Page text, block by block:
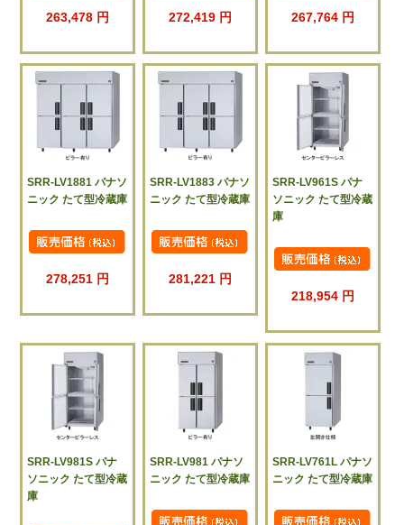
263,478 円 272,419 円 267,764 円
SRR-LV1881 パナソ
ニック たて型冷蔵庫
278,251 円
SRR-LV1883 パナソ
ニック たて型冷蔵庫
281,221 円
SRR-LV961S パナ
ソニック たて型冷蔵
庫
218,954 円
SRR-LV981S パナ
ソニック たて型冷蔵
庫
SRR-LV981 パナソ
ニック たて型冷蔵庫
SRR-LV761L パナソ
ニック たて型冷蔵庫